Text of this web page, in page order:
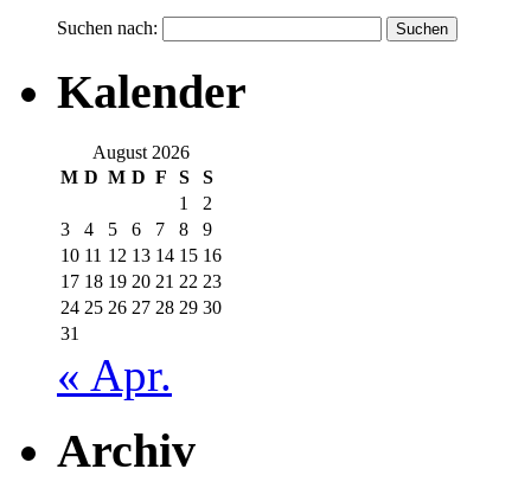
Suchen nach:
Kalender
August 2026
M D M D F S
S
1
2
3
4 5 6 7 8
9
10 11 12 13 14 15 16
17 18 19 20 21 22 23
24 25 26 27 28 29 30
31
« Apr.
Archiv